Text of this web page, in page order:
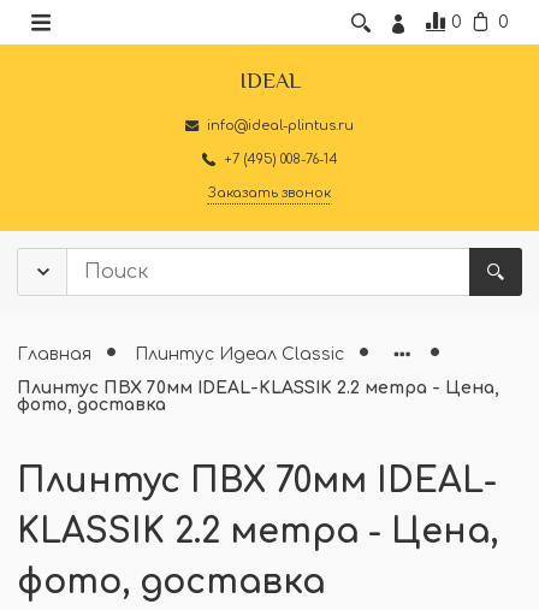
0 0
IDEAL
info@ideal-plintus.ru
+7 (495) 008-76-14
Заказать звонок
Главная
Плинтус Идеал Classic
Плинтус ПВХ 70мм IDEAL-KLASSIK 2.2 метра - Цена,
фото, доставка
Плинтус ПВХ 70мм IDEAL-
KLASSIK 2.2 метра - Цена,
фото, доставка